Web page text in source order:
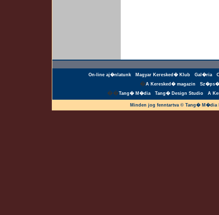
On-line aj�nlatunk Magyar Keresked� Klub Gal�ria
�A Keresked� magazin
��Tang� M�dia Tang� Design Studio A
Minden jog fenntartva © Tang�